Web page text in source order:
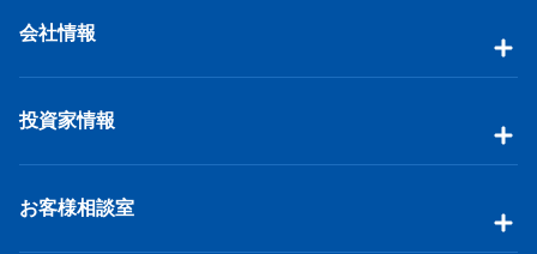
会社情報
投資家情報
お客様相談室